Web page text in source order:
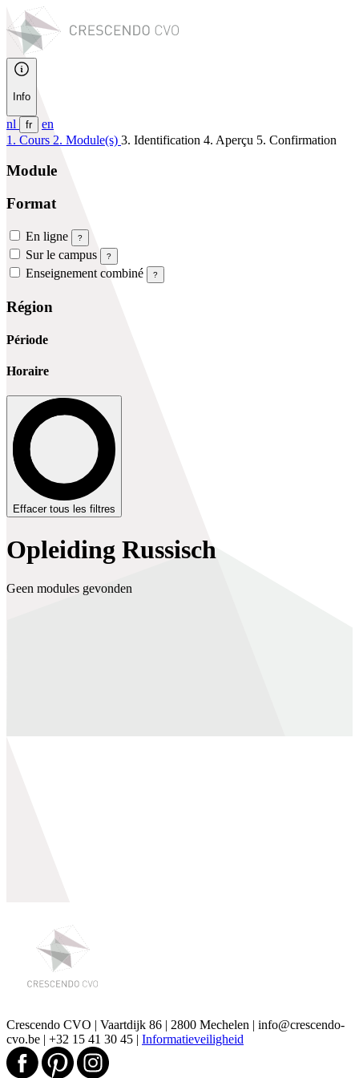
Info
nl fr
en
1. Cours 2. Module(s) 3. Identification 4. Aperçu 5. Confirmation
Module
Format
En ligne ?
Sur le campus ?
Enseignement combiné ?
Région
Période
Horaire
Effacer tous les filtres
Opleiding Russisch
Geen modules gevonden
Crescendo CVO | Vaartdijk 86 | 2800 Mechelen | info@crescendo-
cvo.be | +32 15 41 30 45 | Informatieveiligheid